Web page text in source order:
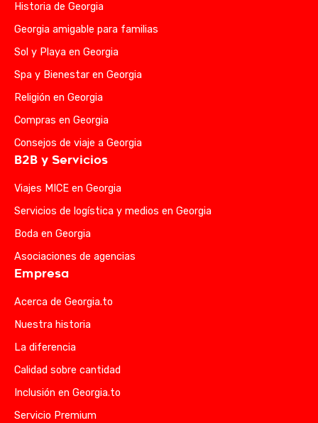
Historia de Georgia
Georgia amigable para familias
Sol y Playa en Georgia
Spa y Bienestar en Georgia
Religión en Georgia
Compras en Georgia
Consejos de viaje a Georgia
B2B y Servicios
Viajes MICE en Georgia
Servicios de logística y medios en Georgia
Boda en Georgia
Asociaciones de agencias
Empresa
Acerca de Georgia.to
Nuestra historia
La diferencia
Calidad sobre cantidad
Inclusión en Georgia.to
Servicio Premium